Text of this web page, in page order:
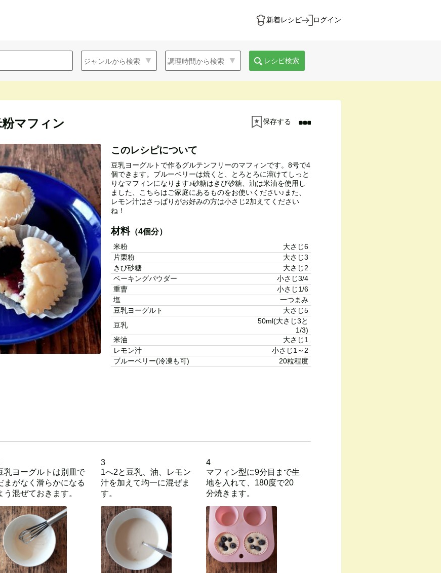
新着レシピ ログイン
レシピ検索
マフィン 保存する
このレシピについて
豆乳ヨーグルトで作るグルテンフリーのマフィンです。8号で4
個できます。ブルーベリーは焼くと、とろとろに溶けてしっと
りなマフィンになります♪砂糖はきび砂糖、油は米油を使用し
ました、こちらはご家庭にあるものをお使いください♪また、
レモン汁はさっぱりがお好みの方は小さじ2加えてください
ね！
材料（4個分）
米粉
大さじ6
片栗粉
大さじ3
きび砂糖
大さじ2
ベーキングパウダー
小さじ3/4
重曹
小さじ1/6
塩
一つまみ
豆乳ヨーグルト
大さじ5
豆乳
50ml(大さじ3と
1/3)
米油
大さじ1
レモン汁
小さじ1～2
ブルーベリー(冷凍も可)
20粒程度
乳ヨーグルトは別皿で
まがなく滑らかになる
う混ぜておきます。
3
1へ2と豆乳、油、レモン
汁を加えて均一に混ぜま
す。
4
マフィン型に9分目まで生
地を入れて、180度で20
分焼きます。